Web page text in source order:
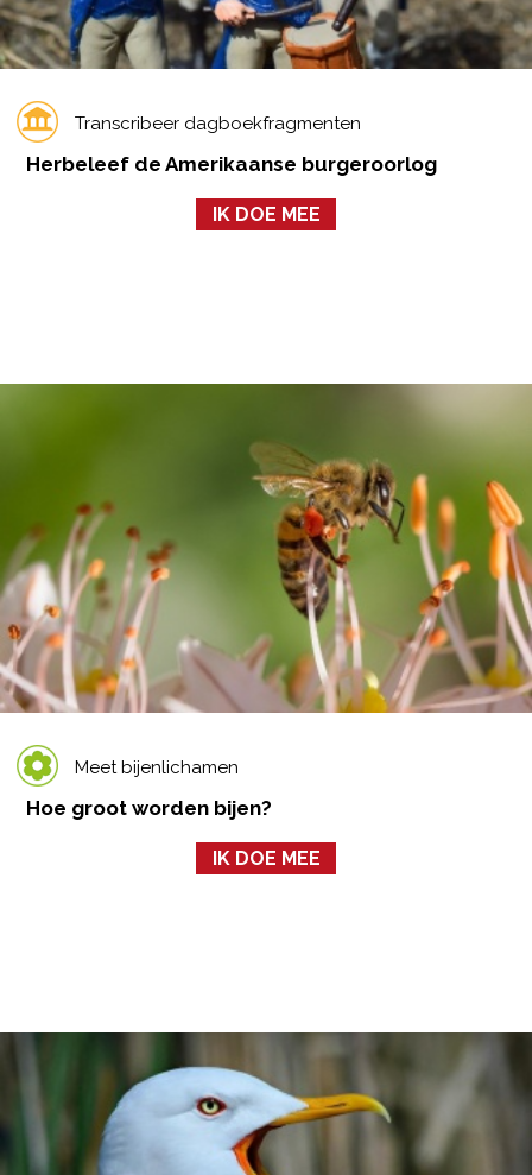
Transcribeer dagboekfragmenten
Herbeleef de Amerikaanse burgeroorlog
IK DOE MEE
Meet bijenlichamen
Hoe groot worden bijen?
IK DOE MEE